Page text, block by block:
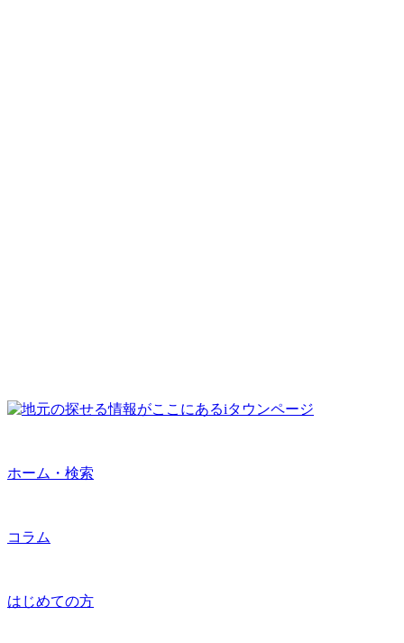
ホーム・検索
コラム
はじめての方